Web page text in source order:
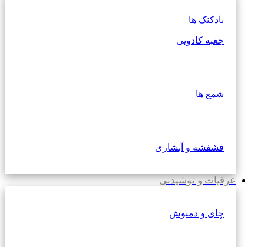
بادکنک ها
جعبه کادویی
شمع ها
فشفشه و آبشاری
عرقیات و نوشیدنی
چای و دمنوش